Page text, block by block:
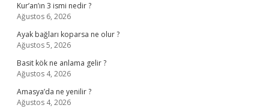
Kur’an’ın 3 ismi nedir ?
Ağustos 6, 2026
Ayak bağları koparsa ne olur ?
Ağustos 5, 2026
Basit kök ne anlama gelir ?
Ağustos 4, 2026
Amasya’da ne yenilir ?
Ağustos 4, 2026